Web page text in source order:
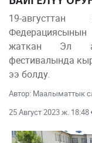
19-
жаткан Эл
фестивалында
ээ болду.
Автор: Маалыматтык
25 Август 2023 ж. 18:48